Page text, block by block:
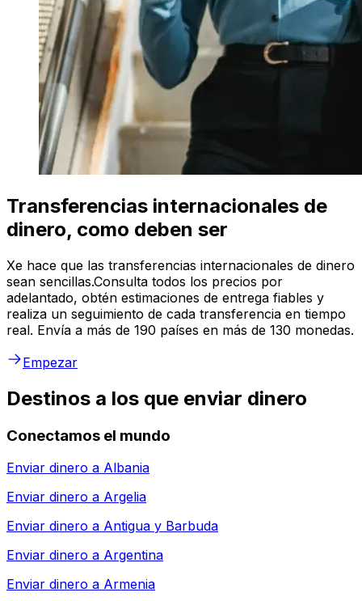
Transferencias internacionales de
dinero, como deben ser
Xe hace que las transferencias internacionales de dinero
sean sencillas.Consulta todos los precios por
adelantado, obtén estimaciones de entrega fiables y
realiza un seguimiento de cada transferencia en tiempo
real. Envía a más de 190 países en más de 130 monedas.
Empezar
Destinos a los que enviar dinero
Conectamos el mundo
Enviar dinero a Albania
Enviar dinero a Argelia
Enviar dinero a Antigua y Barbuda
Enviar dinero a Argentina
Enviar dinero a Armenia